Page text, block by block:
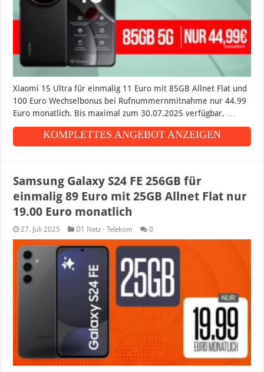
Xiaomi 15 Ultra für einmalig 11 Euro mit 85GB Allnet Flat und
100 Euro Wechselbonus bei Rufnummernmitnahme nur 44.99
Euro monatlich. Bis maximal zum 30.07.2025 verfügbar, …
KOMPLETTES ANGEBOT ANZEIGEN
Samsung Galaxy S24 FE 256GB für
einmalig 89 Euro mit 25GB Allnet Flat nur
19.00 Euro monatlich
27. Juli 2025 D1 Netz - Telekom 0